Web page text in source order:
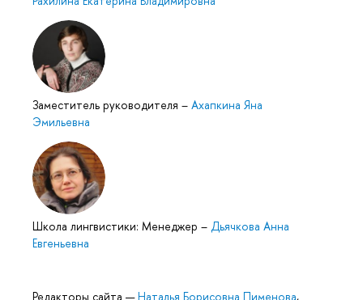
Заместитель руководителя – Ахапкина Яна
Эмильевна
Школа лингвистики: Менеджер – Дьячкова Анна
Евгеньевна
Редакторы сайта —Наталья Борисовна Пименова,